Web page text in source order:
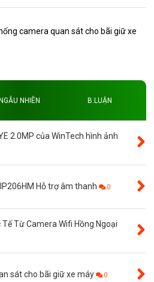
camera quan sát cho bãi giữ xe
NGẪU NHIÊN B.LUẬN
2.0MP của WinTech hình ảnh
Hỗ trợ âm thanh 0
Từ Camera Wifi Hồng Ngoại
sát cho bãi giữ xe máy 0